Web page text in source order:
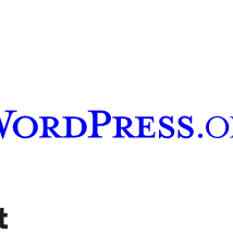
একাউণ্টলৈ যাওক